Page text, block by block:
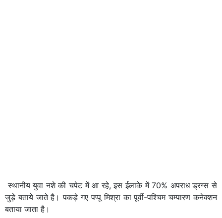
स्थानीय युवा नशे की चपेट में आ रहे, इस ईलाके में 70% अपराध ड्रग्स से
जुड़े बताये जाते है। पकड़े गए पप्पू मिश्रा का पूर्वी-पश्चिम चम्पारण कनेक्शन
बताया जाता है।